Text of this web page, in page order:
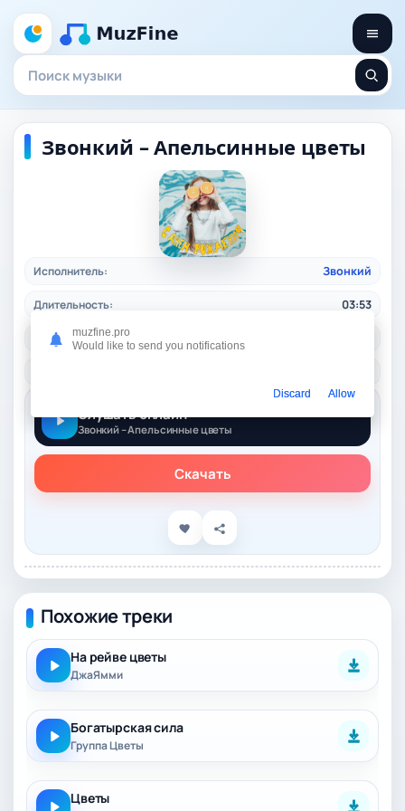
Звонкий – Апельсинные цветы
Исполнитель: Звонкий
Длительность: 03:53
Качество:
Слушать онлайн
Звонкий – Апельсинные цветы
Скачать
Похожие треки
На рейве цветы
ДжаЯмми
Богатырская сила
Группа Цветы
Цветы
muzfine.pro
Would like to send you notifications
Discard Allow